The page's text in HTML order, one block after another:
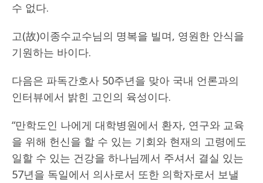
수 없다.
고(故)이종수교수님의 명복을 빌며, 영원한 안식을
기원하는 바이다.
다음은 파독간호사 50주년을 맞아 국내 언론과의
인터뷰에서 밝힌 고인의 육성이다.
“만학도인 나에게 대학병원에서 환자, 연구와 교육
을 위해 헌신을 할 수 있는 기회와 현재의 고령에도
일할 수 있는 건강을 하나님께서 주셔서 결실 있는
57년을 독일에서 의사로서 또한 의학자로서 보낼